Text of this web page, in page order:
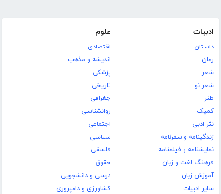
ادبیات
داستان
رمان
شعر
شعر نو
طنز
کمیک
نثر ادبی
زندگینامه و سفرنامه
نمایشنامه و فیلمنامه
فرهنگ لغت و زبان
آموزش زبان
سایر ادبیات
علوم
اقتصادی
اندیشه و مذهب
پزشکی
تاریخی
جغرافی
روانشناسی
اجتماعی
سیاسی
فلسفی
حقوق
درسی و دانشجویی
کشاورزی و دامپروری